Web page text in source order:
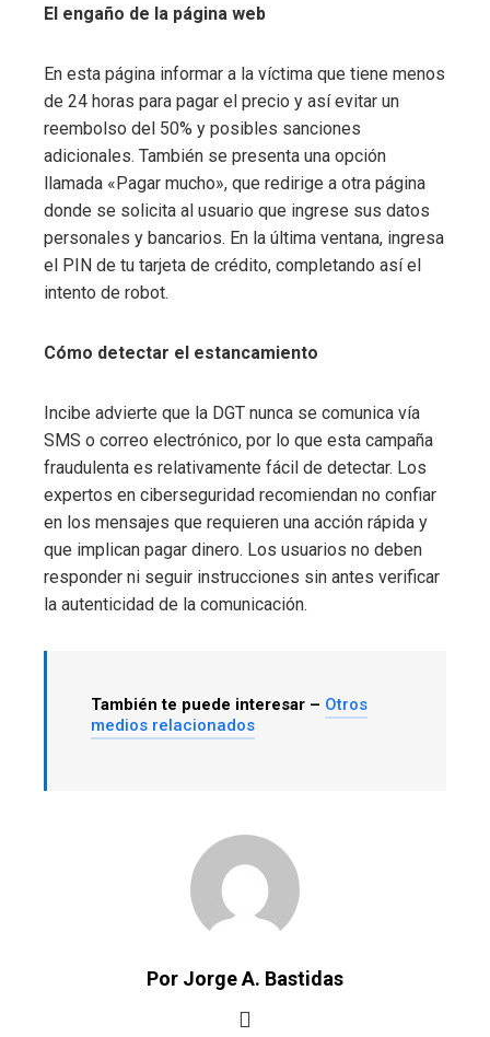
El engaño de la página web
En esta página informar a la víctima que tiene menos
de 24 horas para pagar el precio y así evitar un
reembolso del 50% y posibles sanciones
adicionales. También se presenta una opción
llamada «Pagar mucho», que redirige a otra página
donde se solicita al usuario que ingrese sus datos
personales y bancarios. En la última ventana, ingresa
el PIN de tu tarjeta de crédito, completando así el
intento de robot.
Cómo detectar el estancamiento
Incibe advierte que la DGT nunca se comunica vía
SMS o correo electrónico, por lo que esta campaña
fraudulenta es relativamente fácil de detectar. Los
expertos en ciberseguridad recomiendan no confiar
en los mensajes que requieren una acción rápida y
que implican pagar dinero. Los usuarios no deben
responder ni seguir instrucciones sin antes verificar
la autenticidad de la comunicación.
También te puede interesar – Otros
medios relacionados
Por Jorge A. Bastidas